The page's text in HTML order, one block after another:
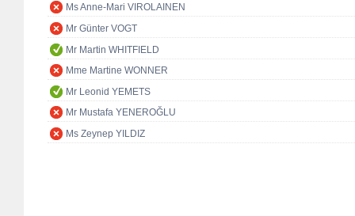
Ms Anne-Mari VIROLAINEN
Mr Günter VOGT
Mr Martin WHITFIELD
Mme Martine WONNER
Mr Leonid YEMETS
Mr Mustafa YENEROĞLU
Ms Zeynep YILDIZ